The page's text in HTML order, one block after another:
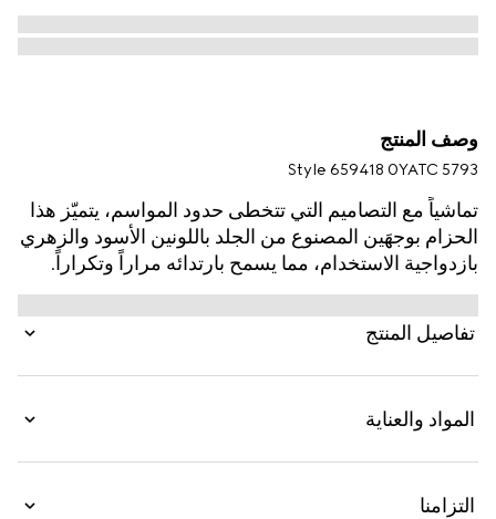
وصف المنتج
Style ‎659418 0YATC 5793
تماشياً مع التصاميم التي تتخطى حدود المواسم، يتميّز هذا
الحزام بوجهَين المصنوع من الجلد باللونين الأسود والزهري
بازدواجية الاستخدام، مما يسمح بارتدائه مراراً وتكراراً.
يكتمل التصميم بالقطعة المعدنية لمونوغرام GG
Marmont الرمزي.
تفاصيل المنتج
المواد والعناية
التزامنا